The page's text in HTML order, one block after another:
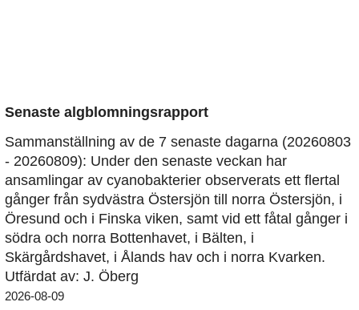
Senaste algblomningsrapport
Sammanställning av de 7 senaste dagarna (20260803
- 20260809): Under den senaste veckan har
ansamlingar av cyanobakterier observerats ett flertal
gånger från sydvästra Östersjön till norra Östersjön, i
Öresund och i Finska viken, samt vid ett fåtal gånger i
södra och norra Bottenhavet, i Bälten, i
Skärgårdshavet, i Ålands hav och i norra Kvarken.
Utfärdat av: J. Öberg
2026-08-09